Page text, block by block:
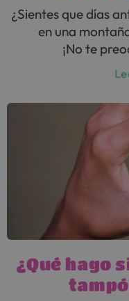
¿Sientes que días
en una
¡No te
¿Qué hago